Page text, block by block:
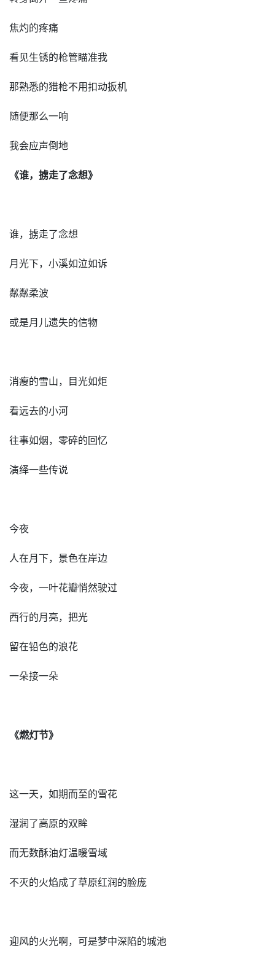
焦灼的疼痛
看见生锈的枪管瞄准我
那熟悉的猎枪不用扣动扳机
随便那么一响
我会应声倒地
《谁，掳走了念想》
谁，掳走了念想
月光下，小溪如泣如诉
粼粼柔波
或是月儿遗失的信物
消瘦的雪山，目光如炬
看远去的小河
往事如烟，零碎的回忆
演绎一些传说
今夜
人在月下，景色在岸边
今夜，一叶花瓣悄然驶过
西行的月亮，把光
留在铅色的浪花
一朵接一朵
《燃灯节》
这一天，如期而至的雪花
湿润了高原的双眸
而无数酥油灯温暖雪域
不灭的火焰成了草原红润的脸庞
迎风的火光啊，可是梦中深陷的城池